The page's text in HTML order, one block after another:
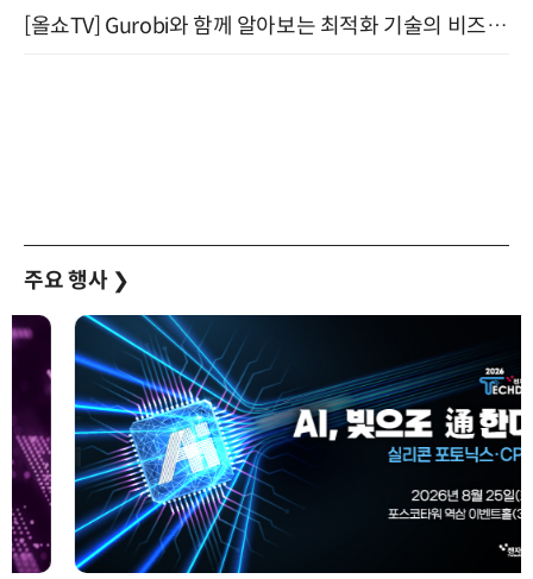
[올쇼TV] Gurobi와 함께 알아보는 최적화 기술의 비즈니스 활용 (8월 20일 생방송)
주요 행사 ❯